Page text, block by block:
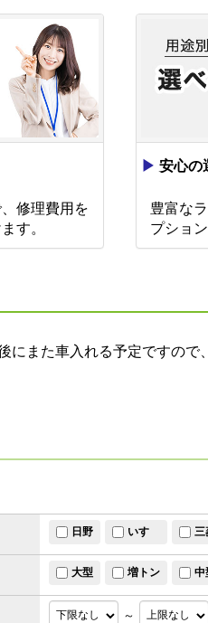
修理費用を
す。
▶ 安心の
豊富な
プショ
また車入れる予定ですので
大型 増トン 中
日野 いすゞ 三
～